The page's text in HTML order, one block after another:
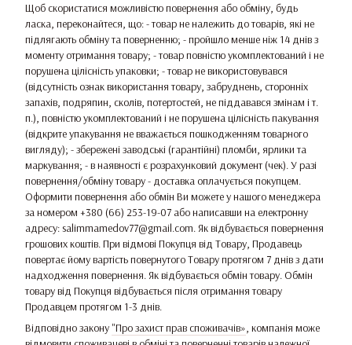
Щоб скористатися можливістю повернення або обміну, будь
ласка, переконайтеся, що: - товар не належить до товарів, які не
підлягають обміну та поверненню; - пройшло менше ніж 14 днів з
моменту отримання товару; - товар повністю укомплектований і не
порушена цілісність упаковки; - товар не використовувався
(відсутність ознак використання товару, забруднень, сторонніх
запахів, подряпин, сколів, потертостей, не піддавався змінам і т.
п.), повністю укомплектований і не порушена цілісність пакування
(відкрите упакування не вважається пошкодженням товарного
вигляду); - збережені заводські (гарантійні) пломби, ярлики та
маркування; - в наявності є розрахунковий документ (чек). У разі
повернення/обміну товару - доставка оплачується покупцем.
Оформити повернення або обмін Ви можете у нашого менеджера
за номером +380 (66) 253-19-07 або написавши на електронну
адресу: salimmamedov77@gmail.com. Як відбувається повернення
грошових коштів. При відмові Покупця від Товару, Продавець
повертає йому вартість повернутого Товару протягом 7 днів з дати
надходження повернення. Як відбувається обмін товару. Обмін
товару від Покупця відбувається після отримання товару
Продавцем протягом 1-3 днів.
Відповідно закону "Про захист прав споживачів», компанія може